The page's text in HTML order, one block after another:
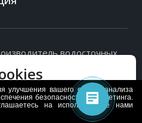
водосточных
данных
исогласие
.
с политикой
данных Cookie
улучшения вашего опыта, анализа
безопасности и маркетинга.
на использование нами